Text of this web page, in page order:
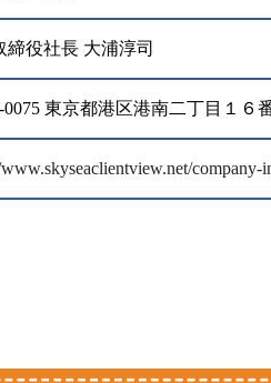
締役社長 大浦淳司
0075 東京都港区港南二丁目１
company-